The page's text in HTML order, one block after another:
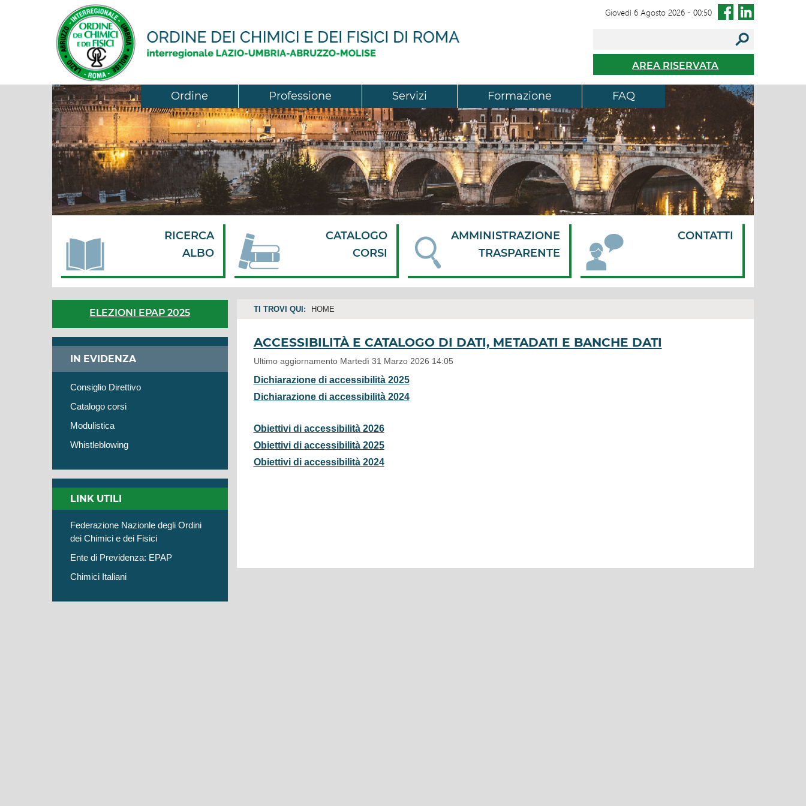
Giovedì 6 Agosto 2026 - 00:50
AREA RISERVATA
Ordine Professione Servizi Formazione FAQ
RICERCA
ALBO
CATALOGO
CORSI
AMMINISTRAZIONE
TRASPARENTE
CONTATTI
TI TROVI QUI: HOME
ACCESSIBILITÀ E CATALOGO DI DATI, METADATI E BANCHE DATI
Ultimo aggiornamento Martedì 31 Marzo 2026 14:05
Dichiarazione di accessibilità 2025
Dichiarazione di accessibilità 2024
Obiettivi di accessibilità 2026
Obiettivi di accessibilità 2025
Obiettivi di accessibilità 2024
ELEZIONI EPAP 2025
IN EVIDENZA
Consiglio Direttivo
Catalogo corsi
Modulistica
Whistleblowing
LINK UTILI
Federazione Nazionle degli Ordini
dei Chimici e dei Fisici
Ente di Previdenza: EPAP
Chimici Italiani